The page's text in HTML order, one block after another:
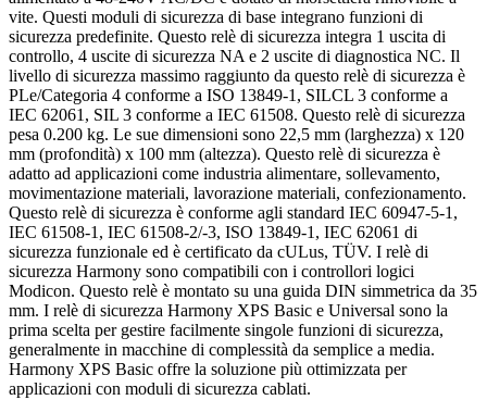
vite. Questi moduli di sicurezza di base integrano funzioni di
sicurezza predefinite. Questo relè di sicurezza integra 1 uscita di
controllo, 4 uscite di sicurezza NA e 2 uscite di diagnostica NC. Il
livello di sicurezza massimo raggiunto da questo relè di sicurezza è
PLe/Categoria 4 conforme a ISO 13849-1, SILCL 3 conforme a
IEC 62061, SIL 3 conforme a IEC 61508. Questo relè di sicurezza
pesa 0.200 kg. Le sue dimensioni sono 22,5 mm (larghezza) x 120
mm (profondità) x 100 mm (altezza). Questo relè di sicurezza è
adatto ad applicazioni come industria alimentare, sollevamento,
movimentazione materiali, lavorazione materiali, confezionamento.
Questo relè di sicurezza è conforme agli standard IEC 60947-5-1,
IEC 61508-1, IEC 61508-2/-3, ISO 13849-1, IEC 62061 di
sicurezza funzionale ed è certificato da cULus, TÜV. I relè di
sicurezza Harmony sono compatibili con i controllori logici
Modicon. Questo relè è montato su una guida DIN simmetrica da 35
mm. I relè di sicurezza Harmony XPS Basic e Universal sono la
prima scelta per gestire facilmente singole funzioni di sicurezza,
generalmente in macchine di complessità da semplice a media.
Harmony XPS Basic offre la soluzione più ottimizzata per
applicazioni con moduli di sicurezza cablati.